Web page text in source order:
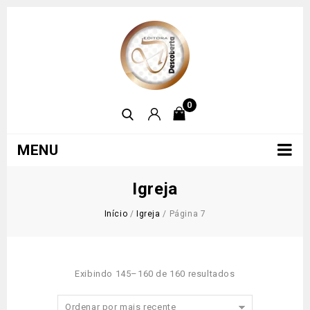
0
MENU
Igreja
Início / Igreja / Página 7
Exibindo 145–160 de 160 resultados
Ordenar por mais recente